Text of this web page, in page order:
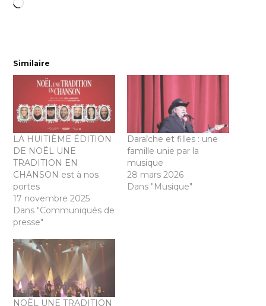
Chargement…
Similaire
LA HUITIÈME ÉDITION
DE NOËL UNE
TRADITION EN
CHANSON est à nos
portes
17 novembre 2025
Dans "Communiqués de
presse"
Daraîche et filles : une
famille unie par la
musique
28 mars 2026
Dans "Musique"
NOËL UNE TRADITION